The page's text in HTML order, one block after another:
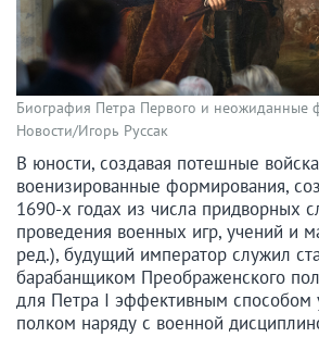
Биография Петра Первого и
Новости/Игорь Руссак
В юности, создавая потешные
военизированные формирования,
1690-х годах из числа придворных
проведения военных игр, учений и
ред.), будущий император служил
барабанщиком Преображенского
для Петра I эффективным способом
полком наряду с военной